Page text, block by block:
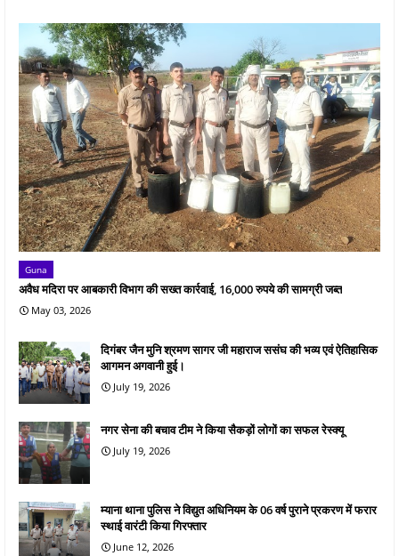
Guna
अवैध मदिरा पर आबकारी विभाग की सख्त कार्रवाई, 16,000 रुपये की सामग्री जब्त
May 03, 2026
दिगंबर जैन मुनि श्रमण सागर जी महाराज ससंघ की भव्य एवं ऐतिहासिक
आगमन अगवानी हुई।
July 19, 2026
नगर सेना की बचाव टीम ने किया सैकड़ों लोगों का सफल रेस्क्यू
July 19, 2026
म्याना थाना पुलिस ने विद्युत अधिनियम के 06 वर्ष पुराने प्रकरण में फरार
स्थाई वारंटी किया गिरफ्तार
June 12, 2026